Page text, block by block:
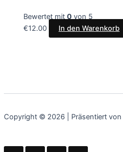
Bewertet mit 0 von 5
€12.00 In den Warenkorb
Copyright © 2026 | Präsentiert von